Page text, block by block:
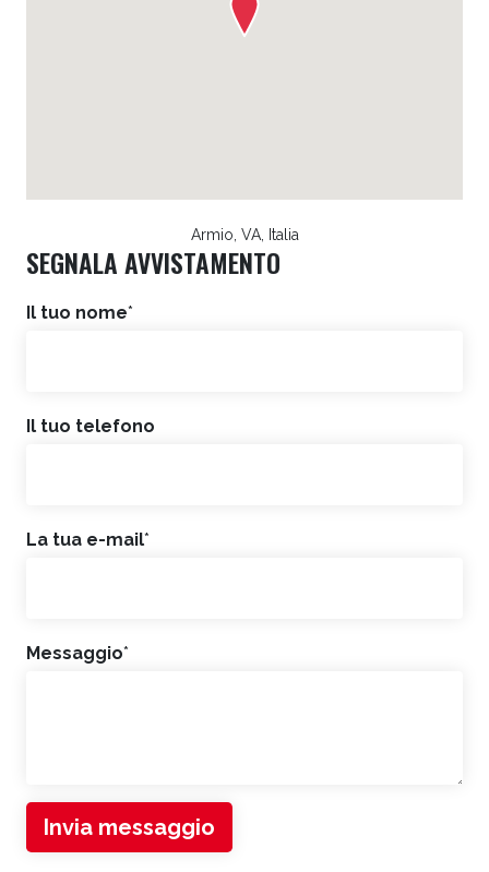
Armio, VA, Italia
SEGNALA AVVISTAMENTO
Il tuo nome*
Il tuo telefono
La tua e-mail*
Messaggio*
Invia messaggio